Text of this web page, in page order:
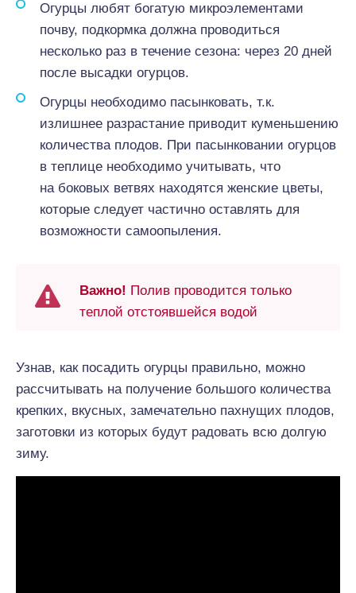
Огурцы любят богатую микроэлементами
почву, подкормка должна проводиться
несколько раз в течение сезона: через 20 дней
после высадки огурцов.
Огурцы необходимо пасынковать, т.к.
излишнее разрастание приводит куменьшению
количества плодов. При пасынковании огурцов
в теплице необходимо учитывать, что
на боковых ветвях находятся женские цветы,
которые следует частично оставлять для
возможности самоопыления.
Важно! Полив проводится только
теплой отстоявшейся водой
Узнав, как посадить огурцы правильно, можно
рассчитывать на получение большого количества
крепких, вкусных, замечательно пахнущих плодов,
заготовки из которых будут радовать всю долгую
зиму.